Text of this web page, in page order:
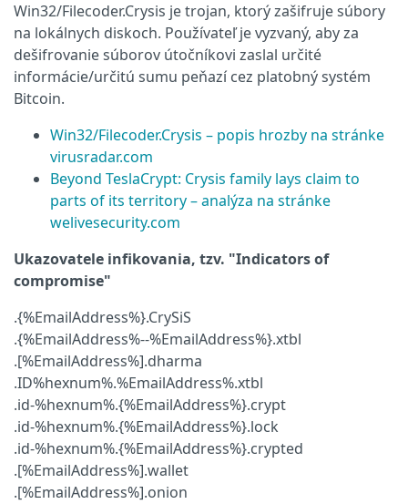
Win32/Filecoder.Crysis je trojan, ktorý zašifruje súbory
na lokálnych diskoch. Používateľ je vyzvaný, aby za
dešifrovanie súborov útočníkovi zaslal určité
informácie/určitú sumu peňazí cez platobný systém
Bitcoin.
Win32/Filecoder.Crysis – popis hrozby na stránke
virusradar.com
Beyond TeslaCrypt: Crysis family lays claim to
parts of its territory – analýza na stránke
welivesecurity.com
Ukazovatele infikovania, tzv. "Indicators of
compromise"
.{%EmailAddress%}.CrySiS
.{%EmailAddress%--%EmailAddress%}.xtbl
.[%EmailAddress%].dharma
.ID%hexnum%.%EmailAddress%.xtbl
.id-%hexnum%.{%EmailAddress%}.crypt
.id-%hexnum%.{%EmailAddress%}.lock
.id-%hexnum%.{%EmailAddress%}.crypted
.[%EmailAddress%].wallet
.[%EmailAddress%].onion